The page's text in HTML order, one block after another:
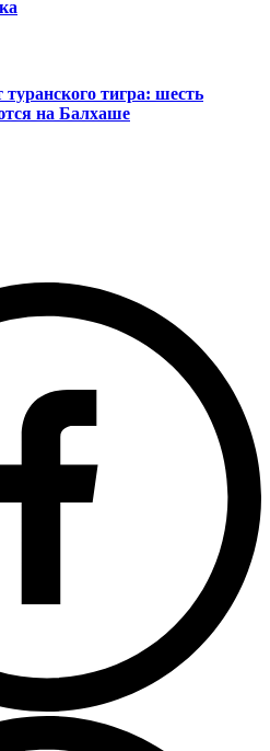
тигра: шесть
на Балхаше